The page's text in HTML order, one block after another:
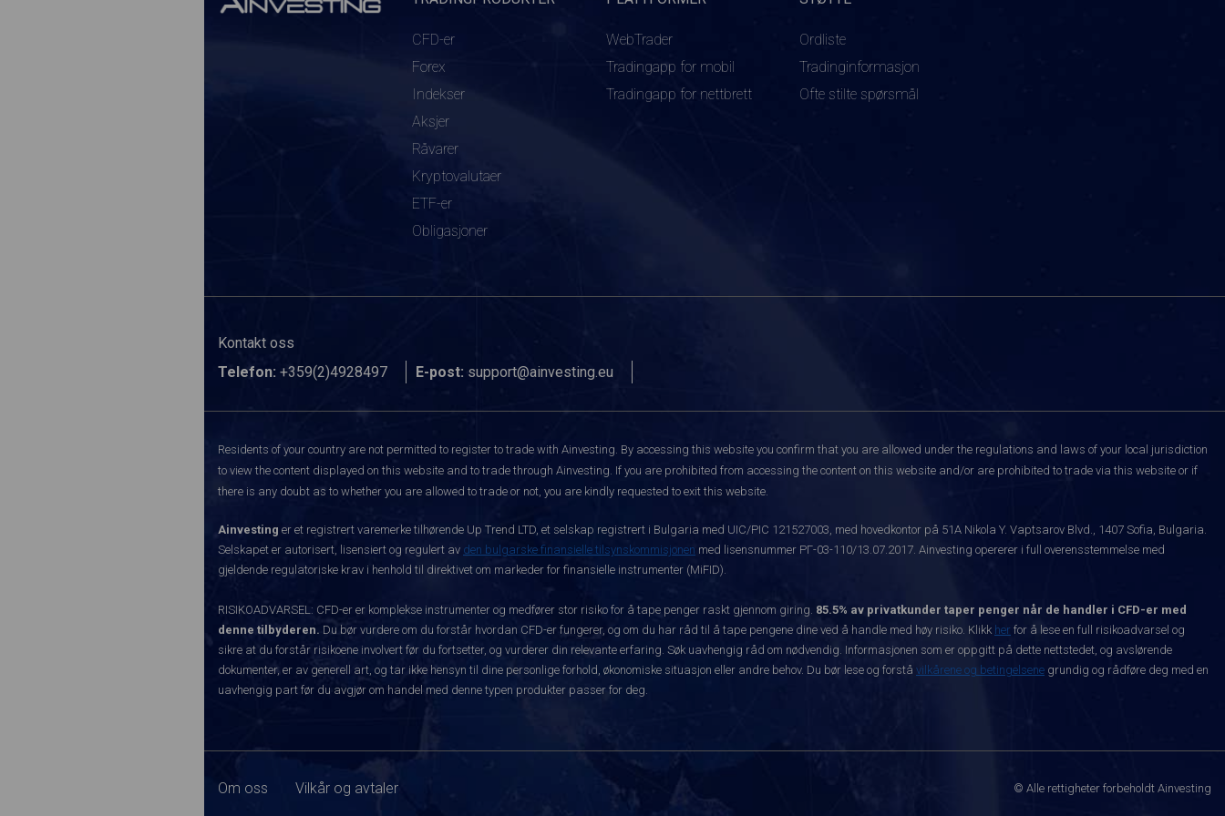
CFD-er
Forex
Indekser
Aksjer
Råvarer
Kryptovalutaer
ETF-er
Obligasjoner
WebTrader
Tradingapp for mobil
Tradingapp for nettbrett
Ordliste
Tradinginformasjon
Ofte stilte spørsmål
Kontakt oss
Telefon: +359(2)4928497 E-post: support@ainvesting.eu
Residents of your country are not permitted to register to trade with Ainvesting. By accessing this website you confirm that you are allowed under the regulations and laws of your local jurisdiction
to view the content displayed on this website and to trade through Ainvesting. If you are prohibited from accessing the content on this website and/or are prohibited to trade via this website or if
there is any doubt as to whether you are allowed to trade or not, you are kindly requested to exit this website.
Ainvesting er et registrert varemerke tilhørende Up Trend LTD, et selskap registrert i Bulgaria med UIC/PIC 121527003, med hovedkontor på 51A Nikola Y. Vaptsarov Blvd., 1407 Sofia, Bulgaria.
Selskapet er autorisert, lisensiert og regulert av den bulgarske finansielle tilsynskommisjonen med lisensnummer РГ-03-110/13.07.2017. Ainvesting opererer i full overensstemmelse med
gjeldende regulatoriske krav i henhold til direktivet om markeder for finansielle instrumenter (MiFID).
RISIKOADVARSEL: CFD-er er komplekse instrumenter og medfører stor risiko for å tape penger raskt gjennom giring. 85.5% av privatkunder taper penger når de handler i CFD-er med
denne tilbyderen. Du bør vurdere om du forstår hvordan CFD-er fungerer, og om du har råd til å tape pengene dine ved å handle med høy risiko. Klikk her for å lese en full risikoadvarsel og
sikre at du forstår risikoene involvert før du fortsetter, og vurderer din relevante erfaring. Søk uavhengig råd om nødvendig. Informasjonen som er oppgitt på dette nettstedet, og avslørende
dokumenter, er av generell art, og tar ikke hensyn til dine personlige forhold, økonomiske situasjon eller andre behov. Du bør lese og forstå vilkårene og betingelsene grundig og rådføre deg med en
uavhengig part før du avgjør om handel med denne typen produkter passer for deg.
Om oss Vilkår og avtaler © Alle rettigheter forbeholdt Ainvesting